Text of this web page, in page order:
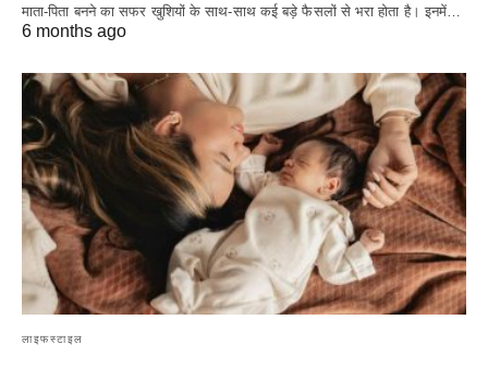
माता-पिता बनने का सफर खुशियों के साथ-साथ कई बड़े फैसलों से भरा होता है। इनमें…
6 months ago
लाइफस्टाइल